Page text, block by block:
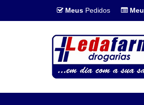
Meus Pedidos Meu